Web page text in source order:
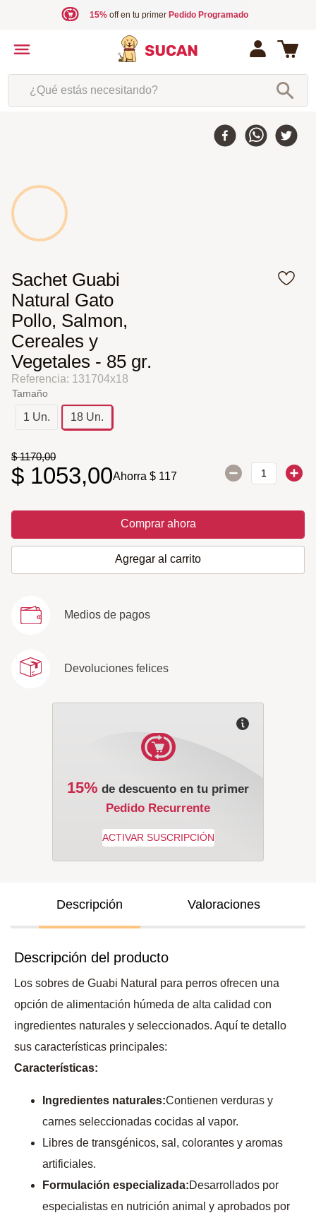
15%off en tu primer Pedido Programado
¿Qué estás necesitando?
-10 %
Sachet Guabi
Natural Gato
Pollo, Salmon,
Cereales y
Vegetales - 85 gr.
Referencia: 131704x18
Tamaño
1 Un. 18 Un.
$ 1170,00
$ 1053,00Ahorra$ 117
Comprar ahora
Agregar al carrito
Medios de pagos
Devoluciones felices
15% de descuento en tu primer
Pedido Recurrente
Descripción Valoraciones
Descripción del producto
Los sobres de Guabi Natural para perros ofrecen una
opción de alimentación húmeda de alta calidad con
ingredientes naturales y seleccionados. Aquí te detallo
sus características principales:
Características:
Ingredientes naturales:Contienen verduras y
carnes seleccionadas cocidas al vapor.
Libres de transgénicos, sal, colorantes y aromas
artificiales.
Formulación especializada:Desarrollados por
especialistas en nutrición animal y aprobados por